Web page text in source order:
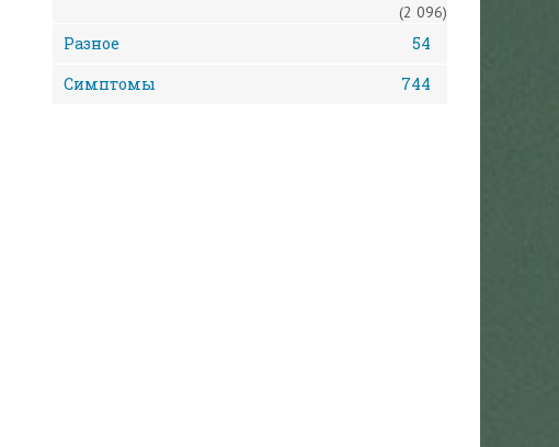
(2 096)
Разное
54
Симптомы
744